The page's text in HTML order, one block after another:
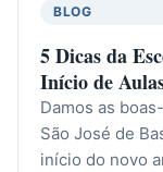
BLOG
5 Dicas da
Início de
Damos as
São José de
início do novo